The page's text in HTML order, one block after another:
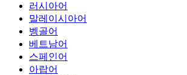
러시아어
말레이시아어
벵골어
베트남어
스페인어
아랍어